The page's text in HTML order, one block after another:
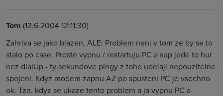
Tom (13.6.2004 12:11:30)
Zahriva se jako blazen, ALE: Problem neni v tom ze by se to
stalo po case. Proste vypnu / restartuju PC a sup jede to hur
nez dialUp - ty sekundove pingy z toho udelaji nepouzitelne
spojeni. Kdyz modem zapnu AZ po spusteni PC je vsechno
ok. Tzn. kdyz se ukaze tento problem a ja vypnu PC a